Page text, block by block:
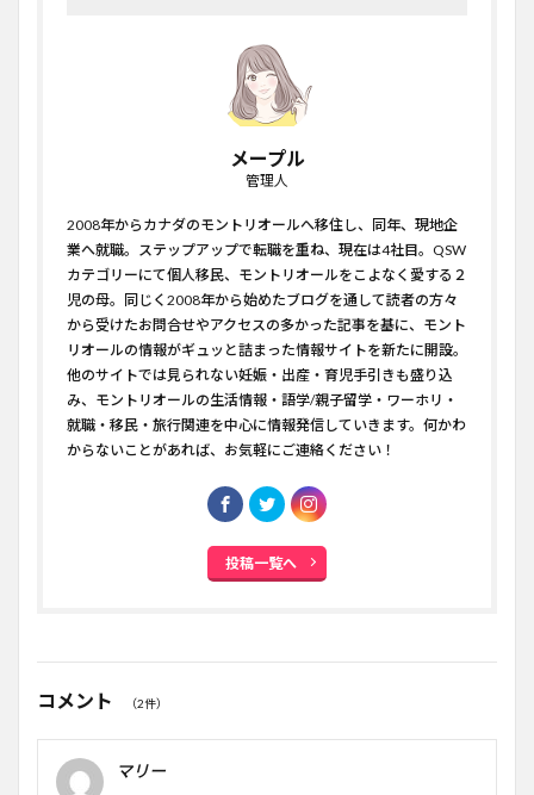
メープル
管理人
2008年からカナダのモントリオールへ移住し、同年、現地企
業へ就職。ステップアップで転職を重ね、現在は4社目。QSW
カテゴリーにて個人移民、モントリオールをこよなく愛する２
児の母。同じく2008年から始めたブログを通して読者の方々
から受けたお問合せやアクセスの多かった記事を基に、モント
リオールの情報がギュッと詰まった情報サイトを新たに開設。
他のサイトでは見られない妊娠・出産・育児手引きも盛り込
み、モントリオールの生活情報・語学/親子留学・ワーホリ・
就職・移民・旅行関連を中心に情報発信していきます。何かわ
からないことがあれば、お気軽にご連絡ください！
投稿一覧へ
コメント （2件）
マリー